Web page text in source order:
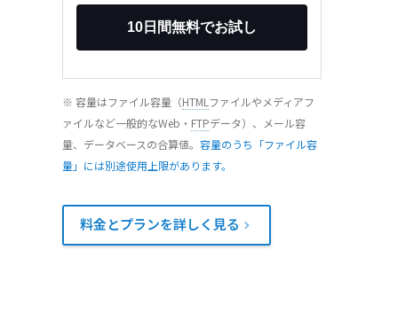
※ 容量はファイル容量（HTML ファイルやメディアフ
ァイルなど一般的なWeb・ FTPデータ）、メール容
量、データベースの合算値。 容量のうち「ファイル容
量」には別途使用上限があります。
料金とプランを詳しく見る